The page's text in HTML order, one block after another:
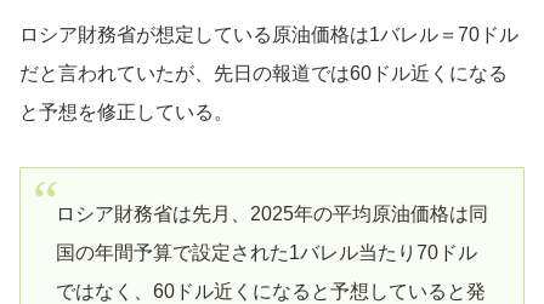
ロシア財務省が想定している原油価格は1バレル＝70ドル
だと言われていたが、先日の報道では60ドル近くになる
と予想を修正している。
ロシア財務省は先月、2025年の平均原油価格は同
国の年間予算で設定された1バレル当たり70ドル
ではなく、60ドル近くになると予想していると発